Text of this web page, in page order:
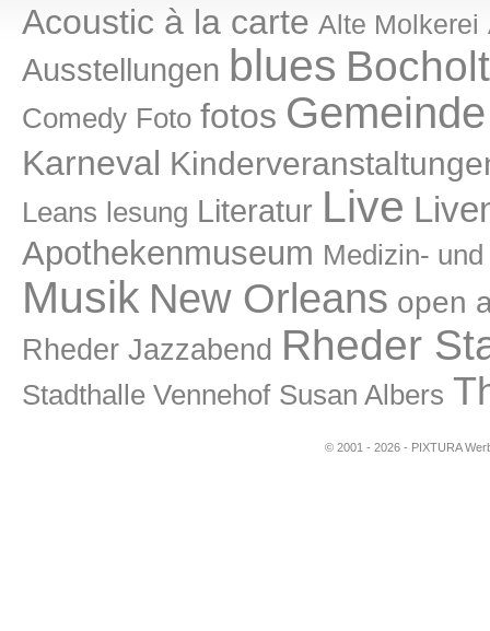
Acoustic à la carte Alte Molkerei
Ausstellungen blues Bocholt
Comedy Foto fotos
Karneval
Leans lesung Literatur Live
Apothekenmuseum Medizin-
Musik New Orleans open
Rheder Jazzabend Rheder
Stadthalle Vennehof Susan Albers
© 2001 - 2026 - PIXTURA